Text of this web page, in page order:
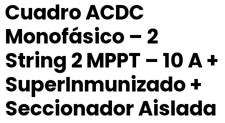
Cuadro ACDC
Monofásico – 2
String 2 MPPT – 10 A +
SuperInmunizado +
Seccionador Aislada